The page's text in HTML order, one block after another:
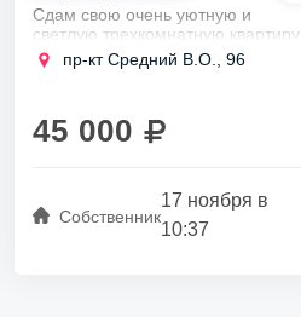
Сдам свою очень уютную и
светлую трехкомнатную квартиру
в чудесном Васильевском острове
в 10 минутах ходьбы от станции
пр-кт Средний В.О., 96
45 000
Собственник
17 ноября в
10:37